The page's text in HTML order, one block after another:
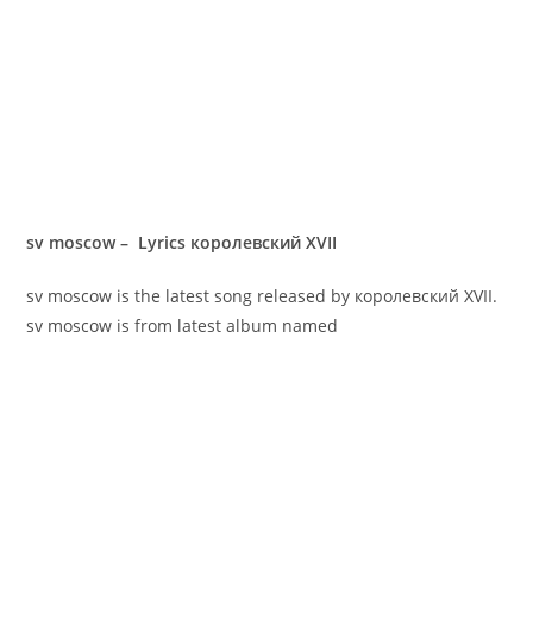
sv moscow – Lyrics королевский XVII
sv moscow is the latest song released by королевский XVII.
sv moscow is from latest album named